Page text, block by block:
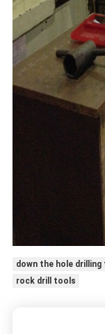
down the hole drilling
rock drill tools